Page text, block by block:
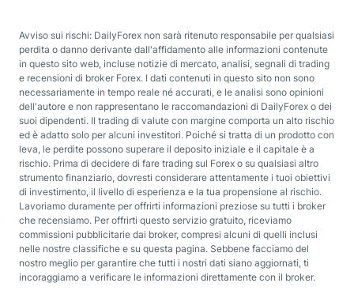
Avviso sui rischi: DailyForex non sarà ritenuto responsabile per qualsiasi
perdita o danno derivante dall'affidamento alle informazioni contenute
in questo sito web, incluse notizie di mercato, analisi, segnali di trading
e recensioni di broker Forex. I dati contenuti in questo sito non sono
necessariamente in tempo reale né accurati, e le analisi sono opinioni
dell'autore e non rappresentano le raccomandazioni di DailyForex o dei
suoi dipendenti. Il trading di valute con margine comporta un alto rischio
ed è adatto solo per alcuni investitori. Poiché si tratta di un prodotto con
leva, le perdite possono superare il deposito iniziale e il capitale è a
rischio. Prima di decidere di fare trading sul Forex o su qualsiasi altro
strumento finanziario, dovresti considerare attentamente i tuoi obiettivi
di investimento, il livello di esperienza e la tua propensione al rischio.
Lavoriamo duramente per offrirti informazioni preziose su tutti i broker
che recensiamo. Per offrirti questo servizio gratuito, riceviamo
commissioni pubblicitarie dai broker, compresi alcuni di quelli inclusi
nelle nostre classifiche e su questa pagina. Sebbene facciamo del
nostro meglio per garantire che tutti i nostri dati siano aggiornati, ti
incoraggiamo a verificare le informazioni direttamente con il broker.